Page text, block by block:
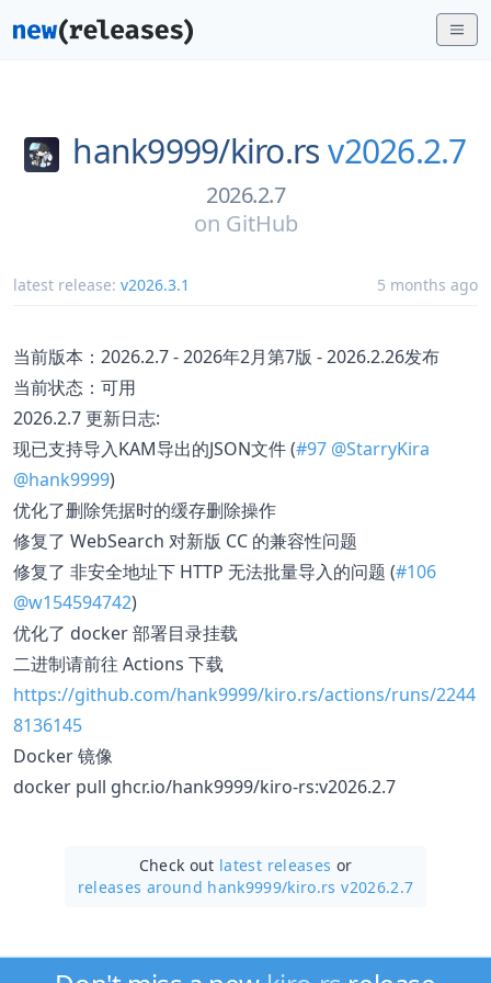
hank9999/kiro.rs v2026.2.7
2026.2.7
on GitHub
latest release: v2026.3.1 5 months ago
当前版本：2026.2.7 - 2026年2月第7版 - 2026.2.26发布
当前状态：可用
2026.2.7 更新日志:
现已支持导入KAM导出的JSON文件 (#97 @StarryKira
@hank9999)
优化了删除凭据时的缓存删除操作
修复了 WebSearch 对新版 CC 的兼容性问题
修复了 非安全地址下 HTTP 无法批量导入的问题 (#106
@w154594742)
优化了 docker 部署目录挂载
二进制请前往 Actions 下载
https://github.com/hank9999/kiro.rs/actions/runs/2244
8136145
Docker 镜像
docker pull ghcr.io/hank9999/kiro-rs:v2026.2.7
Check out latest releases or
releases around hank9999/kiro.rs v2026.2.7